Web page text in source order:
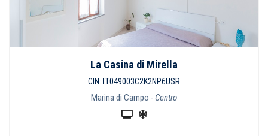
La Casina di Mirella
CIN: IT049003C2K2NP6USR
Marina di Campo - Centro